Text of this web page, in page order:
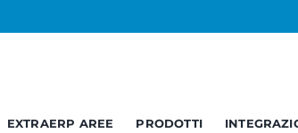
EXTRAERP AREE PRODOTTI